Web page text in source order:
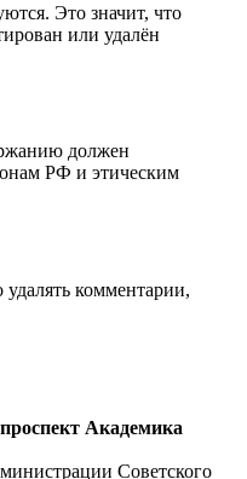
Это значит, что
или удалён
должен
РФ и этическим
удалять комментарии,
Академика
Советского